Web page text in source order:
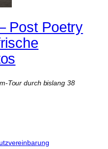
Post Poetry
Tour durch bislang 38